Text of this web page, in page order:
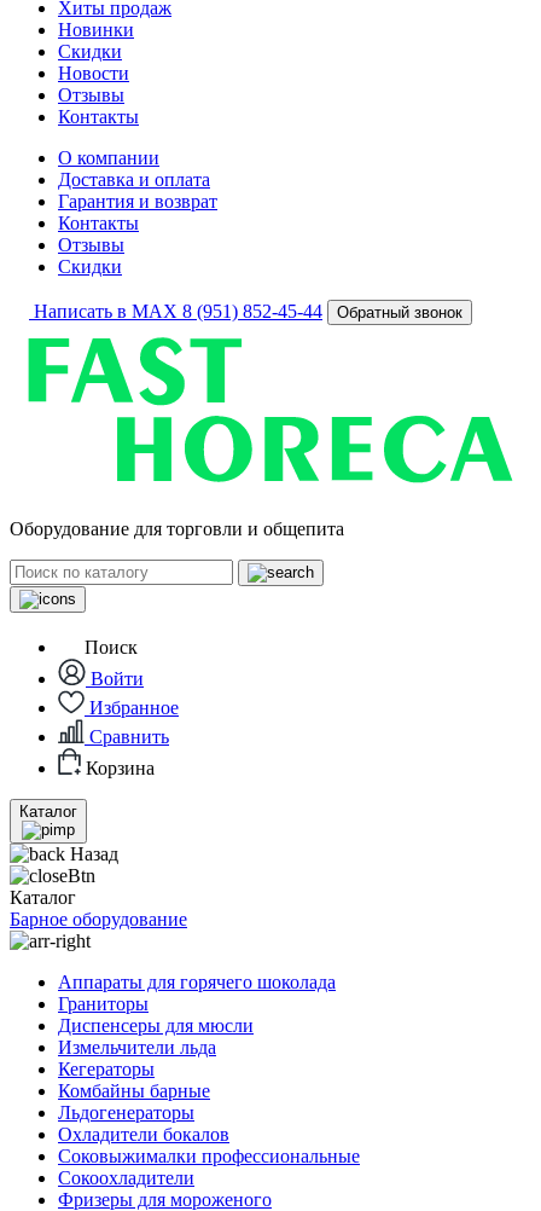
Хиты продаж
Новинки
Скидки
Новости
Отзывы
Контакты
О компании
Доставка и оплата
Гарантия и возврат
Контакты
Отзывы
Скидки
Написать в MAX 8 (951) 852-45-44 Обратный звонок
Оборудование для торговли и общепита
Поиск
Войти
Избранное
Сравнить
Корзина
Каталог
Назад
Каталог
Барное оборудование
Аппараты для горячего шоколада
Граниторы
Диспенсеры для мюсли
Измельчители льда
Кегераторы
Комбайны барные
Льдогенераторы
Охладители бокалов
Соковыжималки профессиональные
Сокоохладители
Фризеры для мороженого